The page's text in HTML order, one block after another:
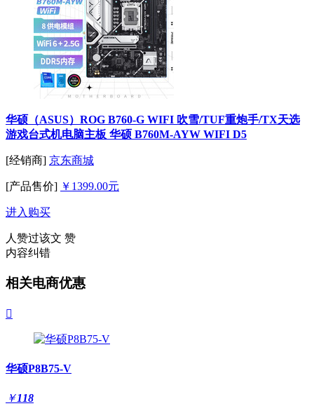
华硕（ASUS）ROG B760-G WIFI 吹雪/TUF重炮手/TX天选
游戏台式机电脑主板 华硕 B760M-AYW WIFI D5
[经销商] 京东商城
[产品售价] ￥1399.00元
进入购买
人赞过该文 赞
内容纠错
相关电商优惠

华硕P8B75-V
￥118